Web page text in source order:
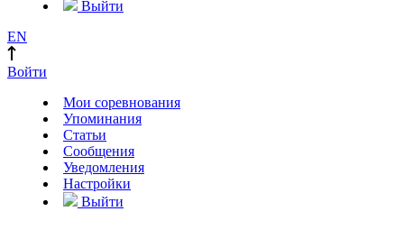
Выйти
EN
Войти
Мои соревнования
Упоминания
Статьи
Сообщения
Уведомления
Настройки
Выйти